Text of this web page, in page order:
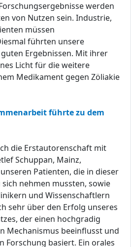
werden
von Nutzen sein. Industrie,
müssen
führten unsere
Ergebnissen. Mit ihrer
Licht für die weitere
Medikament gegen Zöliakie
führte zu dem
die Erstautorenschaft mit
Schuppan, Mainz,
Patienten, die in dieser
nehmen mussten, sowie
und Wissenschaftlern
sehr über den Erfolg unseres
der einen hochgradig
Mechanismus beeinflusst und
Forschung basiert. Ein orales